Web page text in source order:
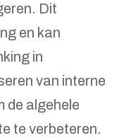
Dit
en kan
in
van interne
de algehele
te verbeteren.